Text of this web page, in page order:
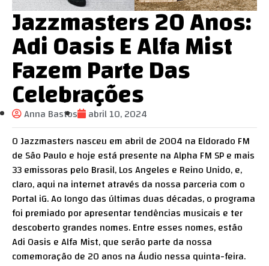
Jazzmasters 20 Anos:
Adi Oasis E Alfa Mist
Fazem Parte Das
Celebrações
Anna Bastos
abril 10, 2024
O Jazzmasters nasceu em abril de 2004 na Eldorado FM
de São Paulo e hoje está presente na Alpha FM SP e mais
33 emissoras pelo Brasil, Los Angeles e Reino Unido, e,
claro, aqui na internet através da nossa parceria com o
Portal iG. Ao longo das últimas duas décadas, o programa
foi premiado por apresentar tendências musicais e ter
descoberto grandes nomes. Entre esses nomes, estão
Adi Oasis e Alfa Mist, que serão parte da nossa
comemoração de 20 anos na Áudio nessa quinta-feira.